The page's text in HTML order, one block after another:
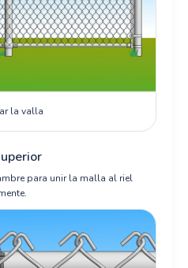
la valla
para unir la malla al riel